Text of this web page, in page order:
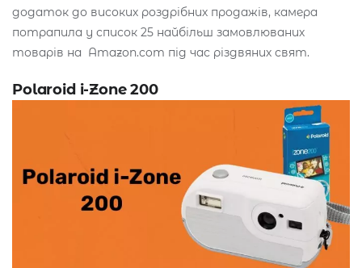
додаток до високих роздрібних продажів, камера
потрапила у список 25 найбільш замовлюваних
товарів на Amazon.com під час різдвяних свят.
Polaroid i-Zone 200